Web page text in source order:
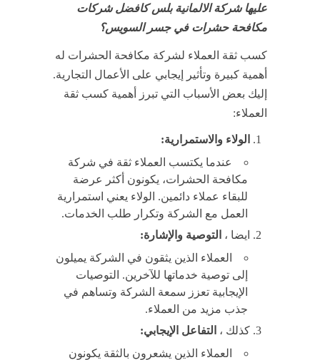
عليها شركة الالمانية بلس كافضل شركات
مكافحة حشرات في جسر السويس؟
كسب ثقة العملاء لشركة مكافحة الحشرات له
أهمية كبيرة وتأثير إيجابي على الأعمال التجارية.
إليك بعض الأسباب التي تبرز أهمية كسب ثقة
العملاء:
الولاء والاستمرارية:
عندما يكتسب العملاء ثقة في شركة
مكافحة الحشرات، يكونون أكثر عرضة
للبقاء عملاء دائمين. الولاء يعني استمرارية
العمل مع الشركة وتكرار طلب الخدمات.
ايضا ، التوصية والإشارة:
العملاء الذين يثقون في الشركة يميلون
إلى توصية خدماتها للآخرين. التوصيات
الإيجابية تعزز سمعة الشركة وتساهم في
جذب مزيد من العملاء.
كذلك ، التفاعل الإيجابي:
العملاء الذين يشعرون بالثقة يكونون